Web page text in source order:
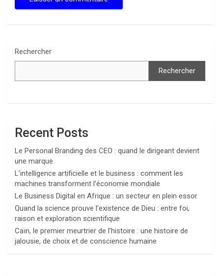
Rechercher
Rechercher
Recent Posts
Le Personal Branding des CEO : quand le dirigeant devient
une marque
L’intelligence artificielle et le business : comment les
machines transforment l’économie mondiale
Le Business Digital en Afrique : un secteur en plein essor
Quand la science prouve l’existence de Dieu : entre foi,
raison et exploration scientifique
Caïn, le premier meurtrier de l’histoire : une histoire de
jalousie, de choix et de conscience humaine